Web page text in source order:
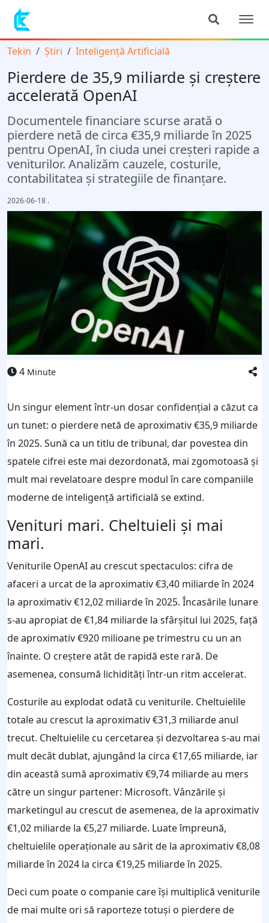
Tekin Știri Inteligență Artificială
Pierdere de 35,9 miliarde și creștere
accelerată OpenAI
Documentele financiare scurse arată o
pierdere netă de circa €35,9 miliarde în 2025
pentru OpenAI, în ciuda unei creșteri rapide a
veniturilor. Analizăm cauzele, costurile,
contabilitatea și strategiile de finanțare.
2026-06-18 .
4 Minute
Un singur element într-un dosar confidențial a căzut ca
un tunet: o pierdere netă de aproximativ €35,9 miliarde
în 2025. Sună ca un titlu de tribunal, dar povestea din
spatele cifrei este mai dezordonată, mai zgomotoasă și
mult mai revelatoare despre modul în care companiile
moderne de inteligență artificială se extind.
Venituri mari. Cheltuieli și mai
mari.
Veniturile OpenAI au crescut spectaculos: cifra de
afaceri a urcat de la aproximativ €3,40 miliarde în 2024
la aproximativ €12,02 miliarde în 2025. Încasările lunare
s-au apropiat de €1,84 miliarde la sfârșitul lui 2025, față
de aproximativ €920 milioane pe trimestru cu un an
înainte. O creștere atât de rapidă este rară. De
asemenea, consumă lichidități într-un ritm accelerat.
Costurile au explodat odată cu veniturile. Cheltuielile
totale au crescut la aproximativ €31,3 miliarde anul
trecut. Cheltuielile cu cercetarea și dezvoltarea s-au mai
mult decât dublat, ajungând la circa €17,65 miliarde, iar
din această sumă aproximativ €9,74 miliarde au mers
către un singur partener: Microsoft. Vânzările și
marketingul au crescut de asemenea, de la aproximativ
€1,02 miliarde la €5,27 miliarde. Luate împreună,
cheltuielile operaționale au sărit de la aproximativ €8,08
miliarde în 2024 la circa €19,25 miliarde în 2025.
Deci cum poate o companie care își multiplică veniturile
de mai multe ori să raporteze totuși o pierdere de